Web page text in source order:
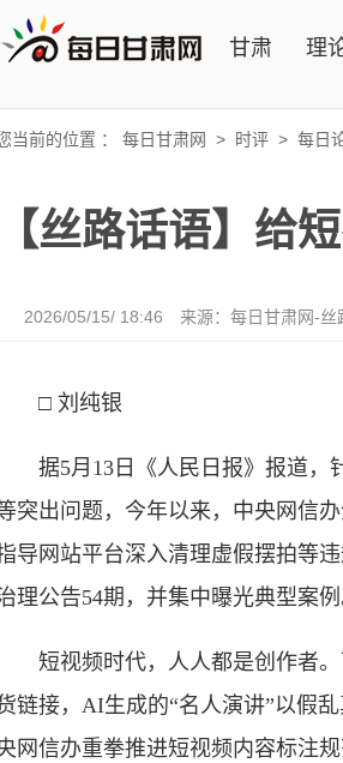
甘肃 理
当前的位置 ： 每日甘肃网 > 时评 > 每日
【丝路话语】给
2026/05/15/ 18:46 来源： 每日甘肃网-丝
□ 刘纯银
据5月13日《人民日报》报道，
突出问题，今年以来，中央网信
导网站平台深入清理虚假摆拍等
理公告54期，并集中曝光典型案例
短视频时代，人人都是创作者。
链接，AI生成的“名人演讲”以假
网信办重拳推进短视频内容标注